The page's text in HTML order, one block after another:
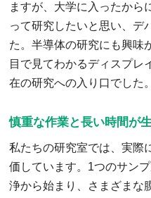
ますが、大学に入ったから
って研究したいと思い、デ
た。半導体の研究にも興味
目で見てわかるディスプレ
在の研究への入り口でした。
慎重な作業と長い時間が
私たちの研究室では、実際
価しています。1つのサン
浄から始まり、さまざまな